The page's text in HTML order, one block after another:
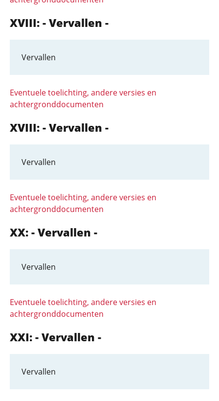
XVIII: - Vervallen -
Vervallen
Eventuele toelichting, andere versies en
achtergronddocumenten
XVIII: - Vervallen -
Vervallen
Eventuele toelichting, andere versies en
achtergronddocumenten
XX: - Vervallen -
Vervallen
Eventuele toelichting, andere versies en
achtergronddocumenten
XXI: - Vervallen -
Vervallen